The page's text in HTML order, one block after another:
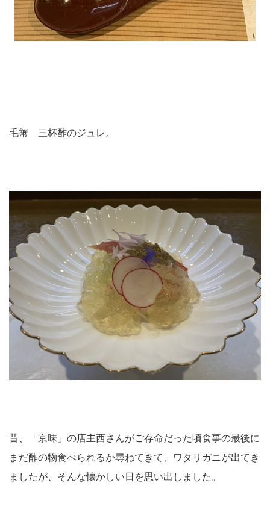
毛蟹 三杯酢のジュレ。
昔、「京味」の店主西さんがご存命だった頃食事の最後に
まだ酢の物食べられるか尋ねてきて、ワタリガニが出てき
ましたが、そんな懐かしい日を思い出しました。